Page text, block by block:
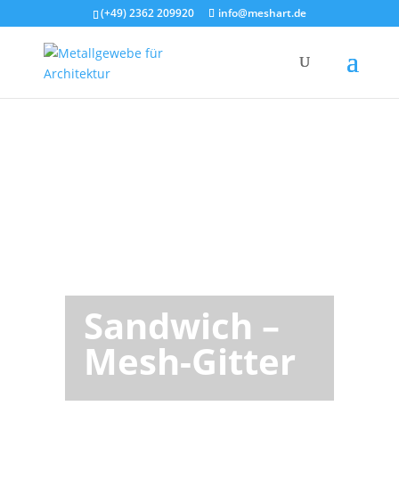
(+49) 2362 209920 info@meshart.de
Sandwich –
Mesh-Gitter